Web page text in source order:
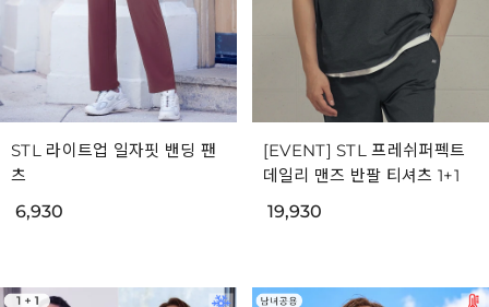
STL 라이트업 일자핏 밴딩 팬
츠
6,930
[EVENT] STL 프레쉬퍼펙트
데일리 맨즈 반팔 티셔츠 1+1
19,930